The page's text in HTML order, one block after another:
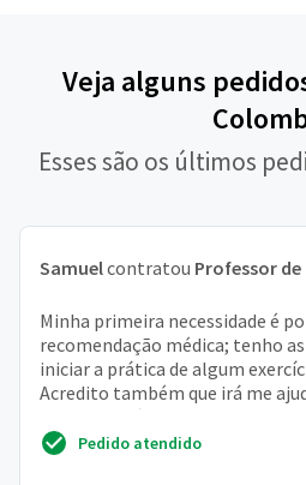
Veja alguns
Esses são os últimos
Samuelcontratou Professor
Minha primeira necessidade é
recomendação médica; tenho
iniciar a prática de algum
Acredito também que irá me
do stress além claro, m...
Pedido atendido